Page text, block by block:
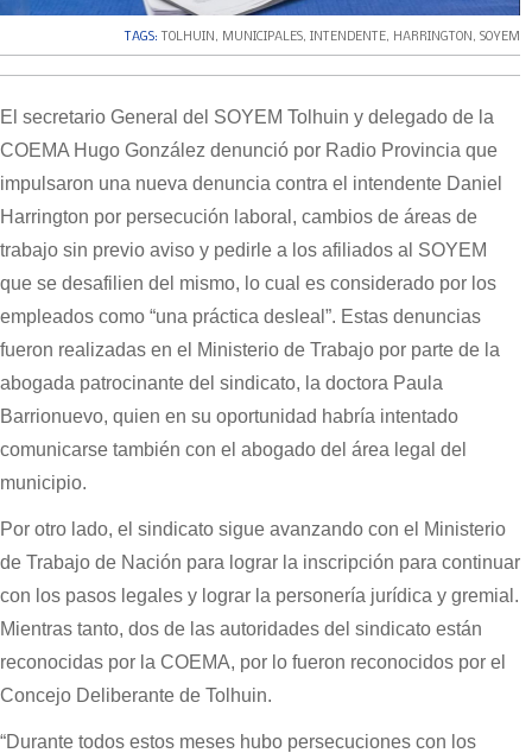
TAGS: TOLHUIN , MUNICIPALES, INTENDENTE, HARRINGTON , SOYEM
El secretario General del SOYEM Tolhuin y delegado de la
COEMA Hugo González denunció por Radio Provincia que
impulsaron una nueva denuncia contra el intendente Daniel
Harrington por persecución laboral, cambios de áreas de
trabajo sin previo aviso y pedirle a los afiliados al SOYEM
que se desafilien del mismo, lo cual es considerado por los
empleados como “una práctica desleal”. Estas denuncias
fueron realizadas en el Ministerio de Trabajo por parte de la
abogada patrocinante del sindicato, la doctora Paula
Barrionuevo, quien en su oportunidad habría intentado
comunicarse también con el abogado del área legal del
municipio.
Por otro lado, el sindicato sigue avanzando con el Ministerio
de Trabajo de Nación para lograr la inscripción para continuar
con los pasos legales y lograr la personería jurídica y gremial.
Mientras tanto, dos de las autoridades del sindicato están
reconocidas por la COEMA, por lo fueron reconocidos por el
Concejo Deliberante de Tolhuin.
“Durante todos estos meses hubo persecuciones con los